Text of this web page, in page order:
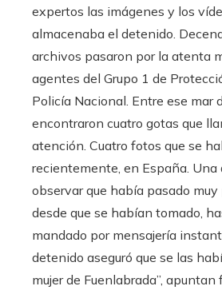
expertos las imágenes y los
almacenaba el detenido.
archivos pasaron por la atenta
agentes del Grupo 1 de
Policía Nacional. Entre ese mar
encontraron cuatro gotas que
atención. Cuatro fotos que se
recientemente, en España. Una
observar que había pasado
desde que se habían tomado,
mandado por mensajería
detenido aseguró que se las
mujer de Fuenlabrada”,